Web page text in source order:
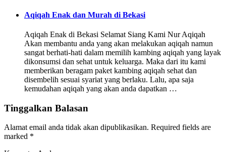
Aqiqah Enak dan Murah di Bekasi
Aqiqah Enak di Bekasi Selamat Siang Kami Nur Aqiqah
Akan membantu anda yang akan melakukan aqiqah namun
sangat berhati-hati dalam memilih kambing aqiqah yang layak
dikonsumsi dan sehat untuk keluarga. Maka dari itu kami
memberikan beragam paket kambing aqiqah sehat dan
disembelih sesuai syariat yang berlaku. Lalu, apa saja
kemudahan aqiqah yang akan anda dapatkan …
Tinggalkan Balasan
Alamat email anda tidak akan dipublikasikan. Required fields are
marked *